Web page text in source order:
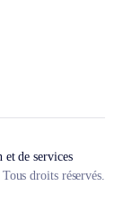
et de services
droits réservés.